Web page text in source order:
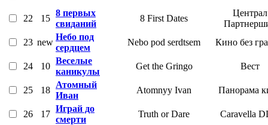
22 15
8 первых
свиданий
8 First Dates
Централ
23 new
Небо под
сердцем
Nebo pod serdtsem Кино без
24 10
Веселые
каникулы
Get the Gringo Вест
25 18
Атомный
Иван
Atomnyy Ivan Панорама
26 17
Играй до
смерти
Truth or Dare Caravella